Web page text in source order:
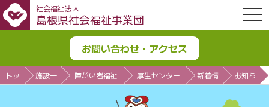
社会福祉法人
島根県社会福祉事業団
お問い合わせ・アクセス
トッ
施設一
障がい者福祉
厚生センター
新着情
お知ら